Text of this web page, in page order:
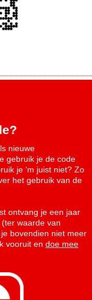
nieuwe
gebruik je de code
je ‘m juist niet? Zo
het gebruik van de
ontvang je een jaar
waarde van
bovendien niet meer
vooruit en doe mee